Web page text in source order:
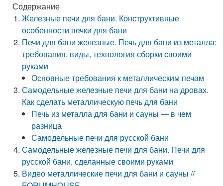
Содержание
Железные печи для бани. Конструктивные
особенности печки для бани
Печи для бани железные. Печь для бани из металла:
требования, виды, технология сборки своими
руками
Основные требования к металлическим печам
Самодельные железные печи для бани на дровах.
Как сделать металлическую печь для бани
Печь из металла для бани и сауны — в чем
разница
Самодельные печи для русской бани
Самодельные железные печи для бани. Печи для
русской бани, сделанные своими руками
Видео металлические печи для бани и сауны //